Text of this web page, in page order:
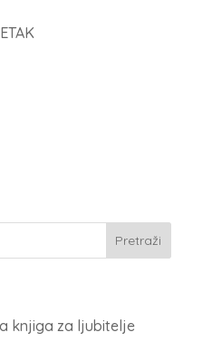
knjiga za ljubitelje